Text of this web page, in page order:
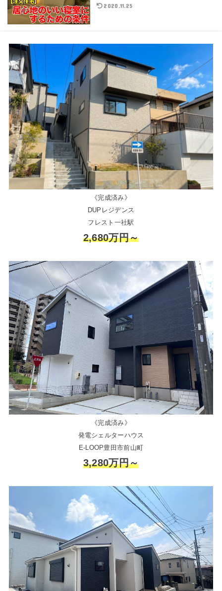
2020.11.25
《完成済み》
DUPレジデンス
フレスト一社駅
2,680万円～
《完成済み》
発電シェルターハウス
E-LOOP豊田市前山町
3,280万円～